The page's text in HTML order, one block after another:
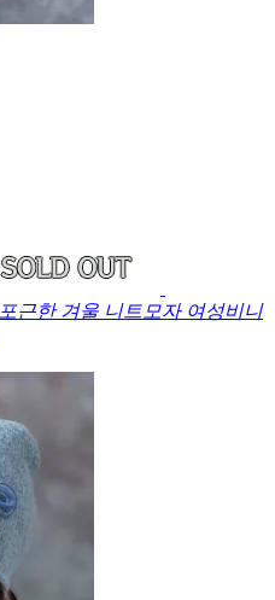
포근한 겨울 니트모자 여성비니